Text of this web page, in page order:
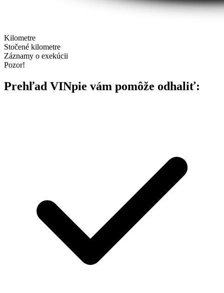
Kilometre
Stočené kilometre
Záznamy o exekúcii
Pozor!
Prehľad VINpie vám pomôže odhaliť: